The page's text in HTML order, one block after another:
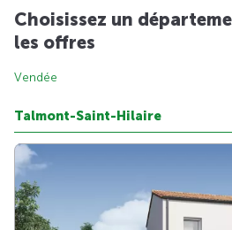
Choisissez un
les offres
Vendée
Talmont-Saint-Hilaire